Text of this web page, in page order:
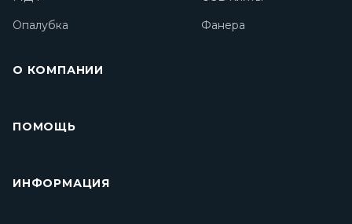
Опалубка
Фанера
О КОМПАНИИ
ПОМОЩЬ
ИНФОРМАЦИЯ